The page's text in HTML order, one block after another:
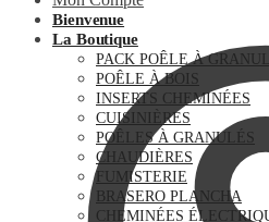
Bienvenue
La Boutique
PACK POÊLE À
POÊLE À BOIS
INSERTS CHEMINÉES
CUISINIÈRES
POÊLES À GRANULÉS
CHAUDIÈRES
FUMISTERIE
BRASERO PLANCHA
CHEMINÉES